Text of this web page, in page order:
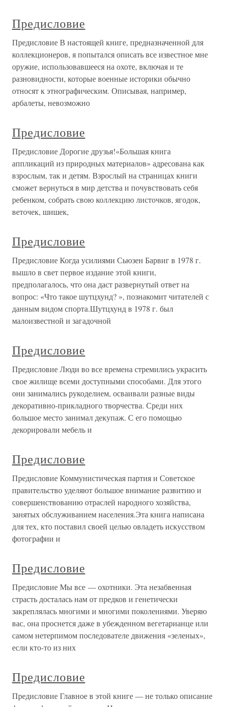
Предисловие
Предисловие В настоящей книге, предназначенной для
коллекционеров, я попытался описать все известное мне
оружие, использовавшееся на охоте, включая и те
разновидности, которые военные историки обычно
относят к этнографическим. Описывая, например,
арбалеты, невозможно
Предисловие
Предисловие Дорогие друзья!«Большая книга
аппликаций из природных материалов» адресована как
взрослым, так и детям. Взрослый на страницах книги
сможет вернуться в мир детства и почувствовать себя
ребенком, собрать свою коллекцию листочков, ягодок,
веточек, шишек,
Предисловие
Предисловие Когда усилиями Сьюзен Барвиг в 1978 г.
вышло в свет первое издание этой книги,
предполагалось, что она даст развернутый ответ на
вопрос: «Что такое шутцхунд? », познакомит читателей с
данным видом спорта.Шутцхунд в 1978 г. был
малоизвестной и загадочной
Предисловие
Предисловие Люди во все времена стремились украсить
свое жилище всеми доступными способами. Для этого
они занимались рукоделием, осваивали разные виды
декоративно-прикладного творчества. Среди них
большое место занимал декупаж. С его помощью
декорировали мебель и
Предисловие
Предисловие Коммунистическая партия и Советское
правительство уделяют большое внимание развитию и
совершенствованию отраслей народного хозяйства,
занятых обслуживанием населения.Эта книга написана
для тех, кто поставил своей целью овладеть искусством
фотографии и
Предисловие
Предисловие Мы все — охотники. Эта незабвенная
страсть досталась нам от предков и генетически
закреплялась многими и многими поколениями. Уверяю
вас, она проснется даже в убежденном вегетарианце или
самом нетерпимом последователе движения «зеленых»,
если кто-то из них
Предисловие
Предисловие Главное в этой книге — не только описание